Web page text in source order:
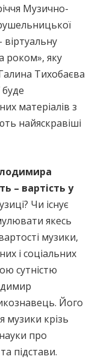
Музично-
роком», яку
Тихобаєва
буде
матеріалів з
найяскравіші
– вартість у
Чи існує
якесь
музики,
і соціальних
сутністю
Його
музики крізь
про
підстави.